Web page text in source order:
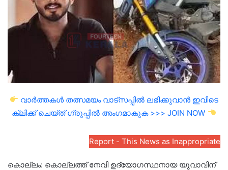
വാർത്തകൾ തത്സമയം വാട്സപ്പിൽ ലഭിക്കുവാൻ ഇവിടെ
ക്ലിക്ക് ചെയ്ത് ഗ്രൂപ്പിൽ അംഗമാകുക >>> JOIN NOW
Report - This News as Inappropriate
കൊല്ലം: കൊല്ലത്ത് നേവി ഉദ്യോഗസ്ഥനായ യുവാവിന്